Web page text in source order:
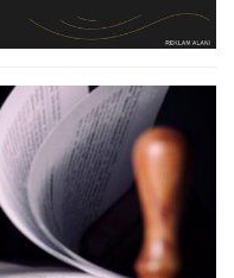
İddialarına Yanıt